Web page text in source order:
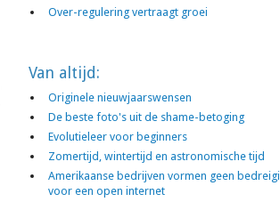
Over-regulering vertraagt groei
Van altijd:
Originele nieuwjaarswensen
De beste foto's uit de shame-betoging
Evolutieleer voor beginners
Zomertijd, wintertijd en astronomische tijd
Amerikaanse bedrijven vormen geen
voor een open internet